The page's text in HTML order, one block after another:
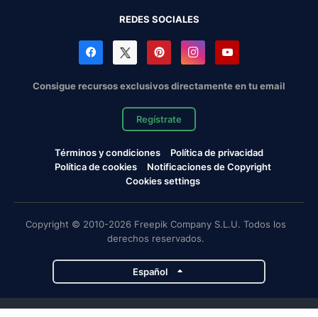
REDES SOCIALES
Consigue recursos exclusivos directamente en tu email
Regístrate
Términos y condiciones
Política de privacidad
Política de cookies
Notificaciones de Copyright
Cookies settings
Copyright © 2010-2026 Freepik Company S.L.U. Todos los
derechos reservados.
Español